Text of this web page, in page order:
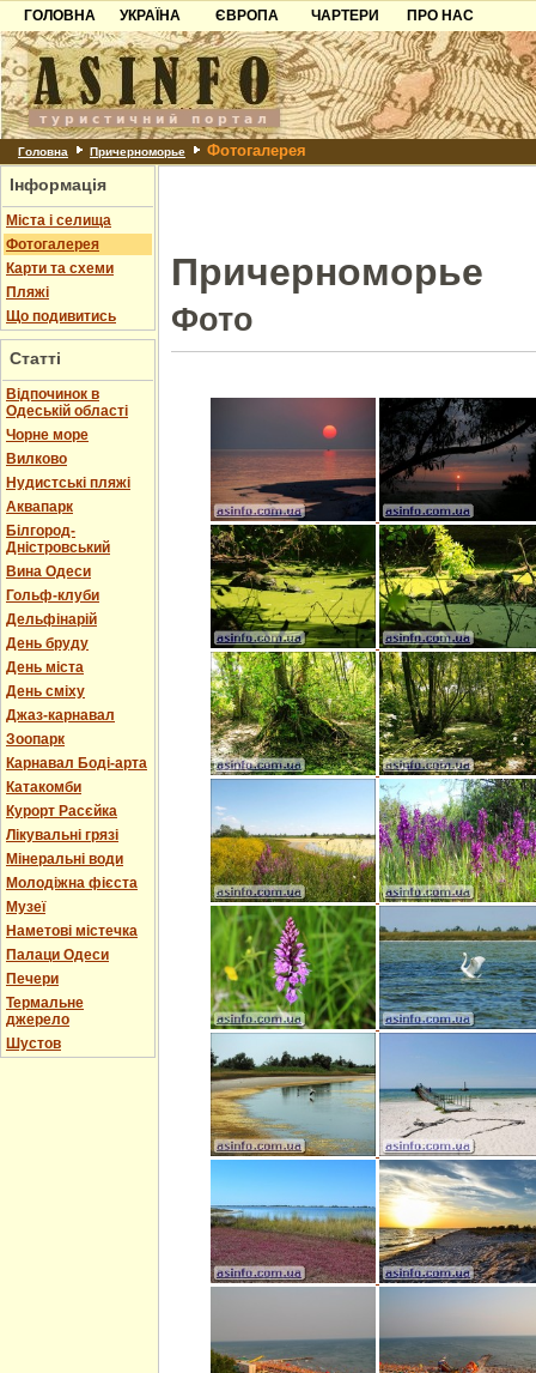
ГОЛОВНА
УКРАЇНА
Карпати
Азов
Причорноморря
Шацьк
ЄВРОПА
Чорногорія
Хорватія
Болгарія
Албанія
ЧАРТЕРИ
ПРО НАС
Контакти
Партнерам
Додати готель
Головна Причерноморье Фотогалерея
Інформація
Міста і селища
Фотогалерея
Карти та схеми
Пляжі
Що подивитись
Статті
Відпочинок в
Одеській області
Чорне море
Вилково
Нудистські пляжі
Аквапарк
Білгород-
Дністровський
Вина Одеси
Гольф-клуби
Дельфінарій
День бруду
День міста
День сміху
Джаз-карнавал
Зоопарк
Карнавал Боді-арта
Катакомби
Курорт Расєйка
Лікувальні грязі
Мінеральні води
Молодіжна фієста
Музеї
Наметові містечка
Палаци Одеси
Печери
Термальне
джерело
Шустов
Причерноморье
Фото